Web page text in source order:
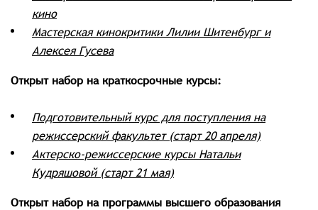
кино
Мастерская кинокритики Лилии Шитенбург и
Алексея Гусева
Открыт набор на краткосрочные курсы:
Подготовительный курс для поступления на
режиссерский факультет (старт 20 апреля)
Актерско-режиссерские курсы Натальи
Кудряшовой (старт 21 мая)
Открыт набор на программы высшего образования